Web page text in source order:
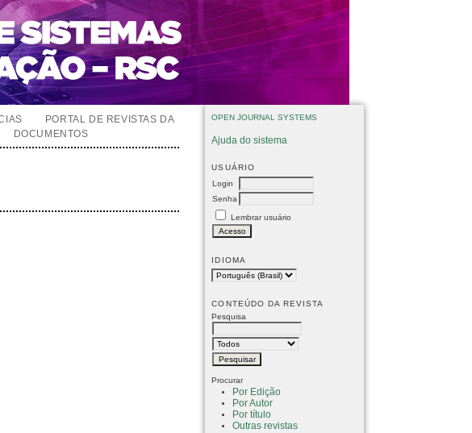
OPEN JOURNAL SYSTEMS
Ajuda do sistema
USUÁRIO
Login
Senha
Lembrar usuário
IDIOMA
CONTEÚDO DA REVISTA
Pesquisa
Procurar
Por Edição
Por Autor
Por título
Outras revistas
PORTAL DE REVISTAS DA
DOCUMENTOS